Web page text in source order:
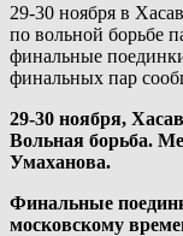
29-30 ноября в
по вольной борьбе
финальные
финальных пар
29-30 ноября,
Вольная борьба.
Умаханова.
Финальные
московскому